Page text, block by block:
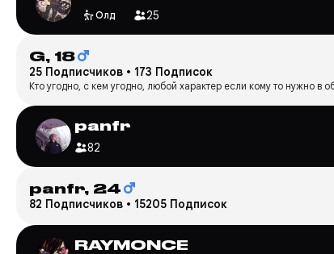
Олд 25
G, 18
25 Подписчиков • 173 Подписок
Кто угодно, с кем угодно, любой характер если кому то нужно в
panfr
82
panfr, 24
82 Подписчиков • 15205 Подписок
RAYMONCE